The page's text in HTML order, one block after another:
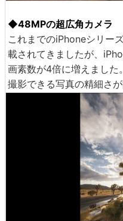
◆48MPの超広角カメラ
これまでのiPhoneシリー
載されてきましたが、
画素数が4倍に増えました
撮影できる写真の精細さが